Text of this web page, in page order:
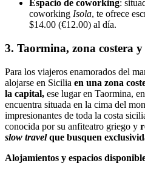
Espacio de coworking:
coworking Isola, te ofrece
$14.00 (€12.00) al día.
3. Taormina, zona costera
Para los viajeros enamorados del
alojarse en Sicilia en una zona
la capital, ese lugar en Taormina,
encuentra situada en la cima del
impresionantes de toda la costa
conocida por su anfiteatro griego y
slow travelque busquen
Alojamientos y espacios